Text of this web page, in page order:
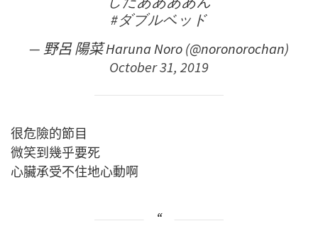
#ダブルベッド
— 野呂 陽菜 Haruna Noro (@noronorochan)
October 31, 2019
很危險的節目
微笑到幾乎要死
心臟承受不住地心動啊